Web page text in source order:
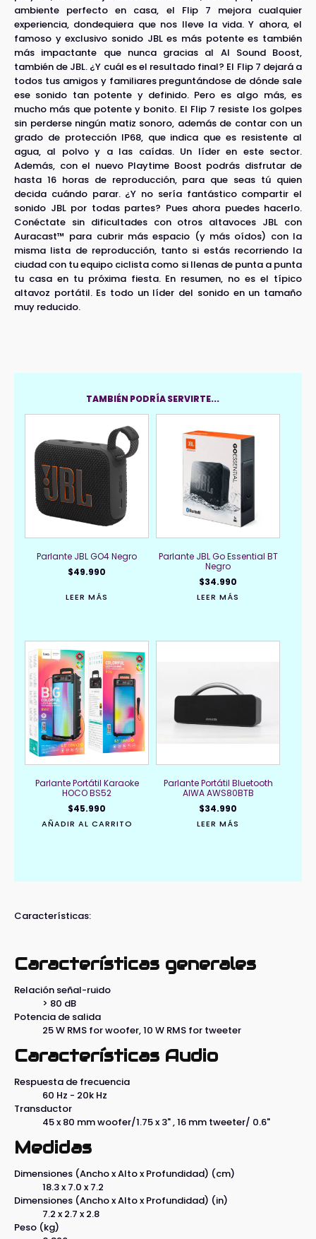
ambiente perfecto en casa, el Flip 7 mejora cualquier
experiencia, dondequiera que nos lleve la vida. Y ahora, el
famoso y exclusivo sonido JBL es más potente es también
más impactante que nunca gracias al AI Sound Boost,
también de JBL. ¿Y cuál es el resultado final? El Flip 7 dejará a
todos tus amigos y familiares preguntándose de dónde sale
ese sonido tan potente y definido. Pero es algo más, es
mucho más que potente y bonito. El Flip 7 resiste los golpes
sin perderse ningún matiz sonoro, además de contar con un
grado de protección IP68, que indica que es resistente al
agua, al polvo y a las caídas. Un líder en este sector.
Además, con el nuevo Playtime Boost podrás disfrutar de
hasta 16 horas de reproducción, para que seas tú quien
decida cuándo parar. ¿Y no sería fantástico compartir el
sonido JBL por todas partes? Pues ahora puedes hacerlo.
Conéctate sin dificultades con otros altavoces JBL con
Auracast™ para cubrir más espacio (y más oídos) con la
misma lista de reproducción, tanto si estás recorriendo la
ciudad con tu equipo ciclista como si llenas de punta a punta
tu casa en tu próxima fiesta. En resumen, no es el típico
altavoz portátil. Es todo un líder del sonido en un tamaño
muy reducido.
TAMBIÉN PODRÍA SERVIRTE...
Parlante JBL GO4 Negro
$49.990
LEER MÁS
Parlante JBL Go Essential BT
Negro
$34.990
LEER MÁS
Parlante Portátil Karaoke
HOCO BS52
$45.990
AÑADIR AL CARRITO
Parlante Portátil Bluetooth
AIWA AWS80BTB
$34.990
LEER MÁS
Características:
Características generales
Relación señal-ruido
> 80 dB
Potencia de salida
25 W RMS for woofer, 10 W RMS for tweeter
Características Audio
Respuesta de frecuencia
60 Hz - 20k Hz
Transductor
45 x 80 mm woofer/1.75 x 3" , 16 mm tweeter/ 0.6"
Medidas
Dimensiones (Ancho x Alto x Profundidad) (cm)
18.3 x 7.0 x 7.2
Dimensiones (Ancho x Alto x Profundidad) (in)
7.2 x 2.7 x 2.8
Peso (kg)